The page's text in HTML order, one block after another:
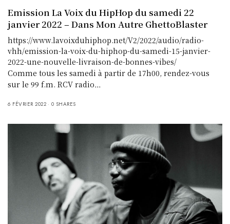
Emission La Voix du HipHop du samedi 22
janvier 2022 – Dans Mon Autre GhettoBlaster
https://www.lavoixduhiphop.net/V2/2022/audio/radio-
vhh/emission-la-voix-du-hiphop-du-samedi-15-janvier-
2022-une-nouvelle-livraison-de-bonnes-vibes/
Comme tous les samedi à partir de 17h00, rendez-vous
sur le 99 f.m. RCV radio…
6 FÉVRIER 2022 0 SHARES